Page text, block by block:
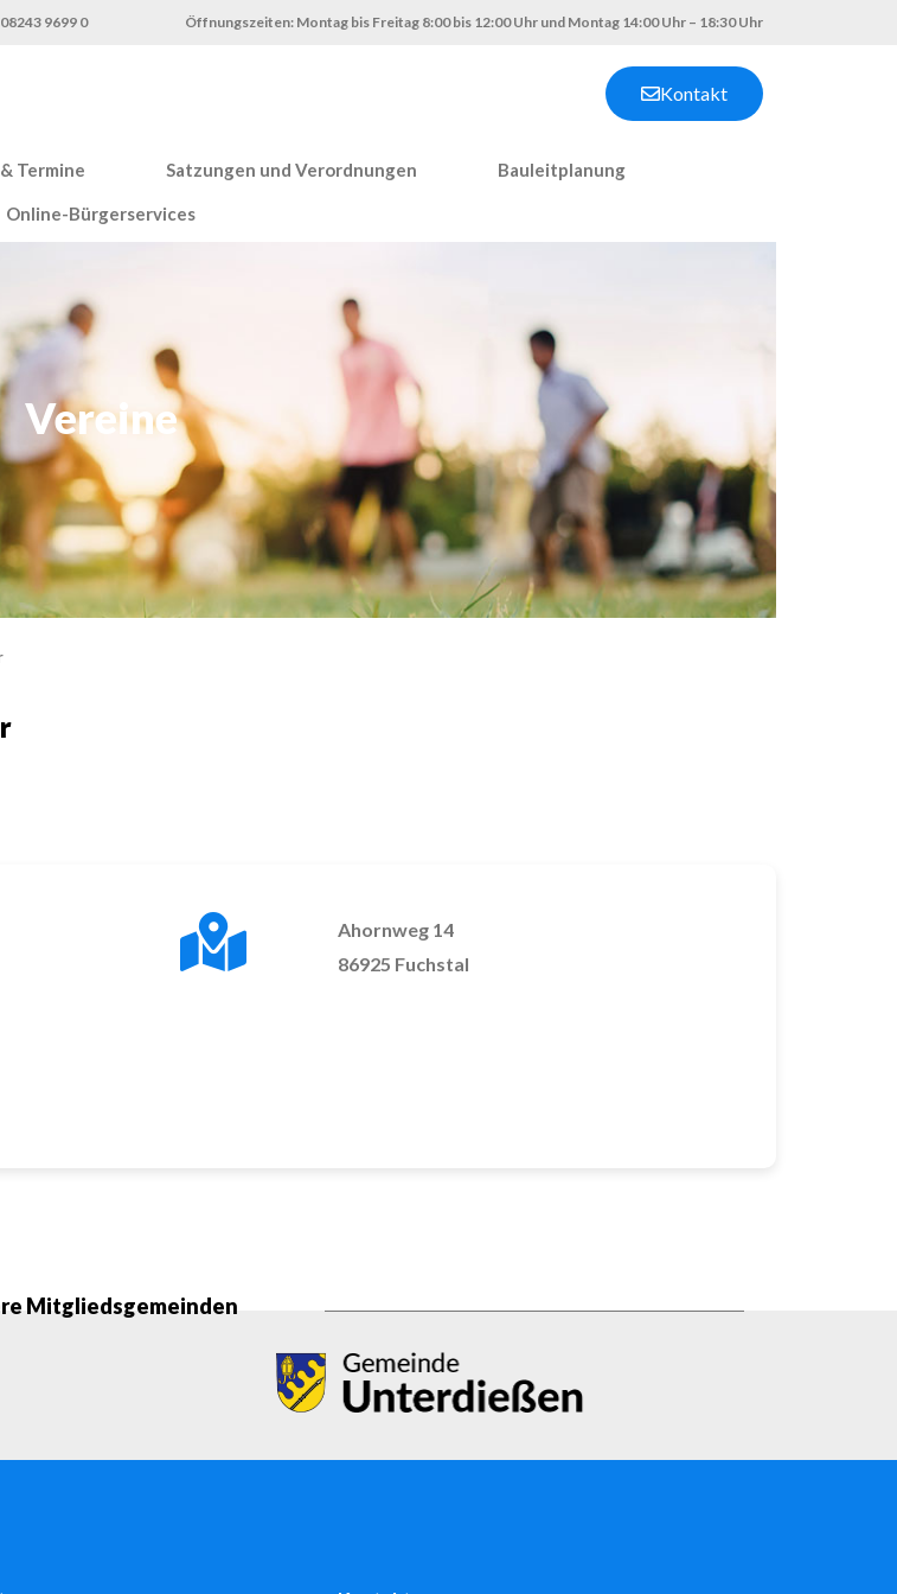
9699 0 Öffnungszeiten: Montag bis Freitag 8:00 bis 12:00 Uhr und Montag 14:00 Uhr – 18:30 Uhr
Kontakt
Termine Satzungen und Verordnungen Bauleitplanung
Online-Bürgerservices
Vereine
Ahornweg 14
86925 Fuchstal
Mitgliedsgemeinden